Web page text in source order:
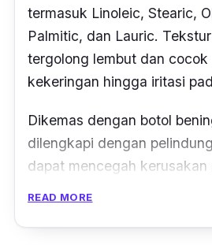
termasuk Linoleic, Stearic,
Palmitic, dan Lauric.
tergolong lembut dan
kekeringan hingga iritasi
Dikemas dengan botol
dilengkapi dengan
dapat mencegah
READ MORE